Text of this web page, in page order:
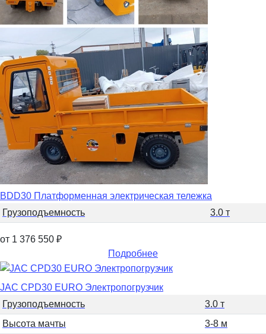
BDD30 Платформенная электрическая тележка
Грузоподъемность
3.0 т
от 1 376 550 ₽
Подробнее
JAC CPD30 EURO Электропогрузчик
Грузоподъемность
3.0 т
Высота мачты
3-8 м